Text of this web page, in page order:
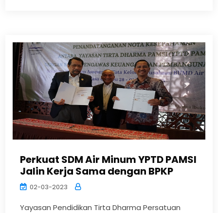
Perkuat SDM Air Minum YPTD PAMSI
Jalin Kerja Sama dengan BPKP
02-03-2023
Yayasan Pendidikan Tirta Dharma Persatuan